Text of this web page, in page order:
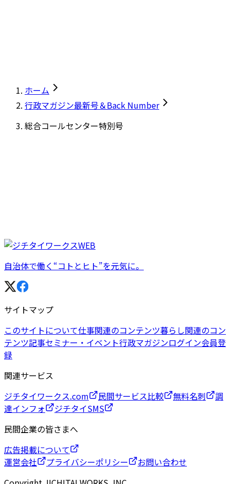
ホーム
行政マガジン最新号＆Back Number
総合コールセンター特別号
自治体で働く“コトとヒト”を元気に。
サイトマップ
このサイトについて仕事関連のコンテンツ暮らし関連のコン
テンツ記事セミナー・イベント行政マガジンログイン会員登
録
関連サービス
ジチタイワークス.com
民間サービス比較 無料名刺
調
達インフォ
ジチタイSMS
民間企業の皆さまへ
広告掲載について
運営会社
プライバシーポリシー
お問い合わせ